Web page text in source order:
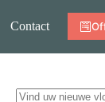
Contact